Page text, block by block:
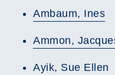
Ambaum, Ines
Ammon,
Ayik, Sue Ellen